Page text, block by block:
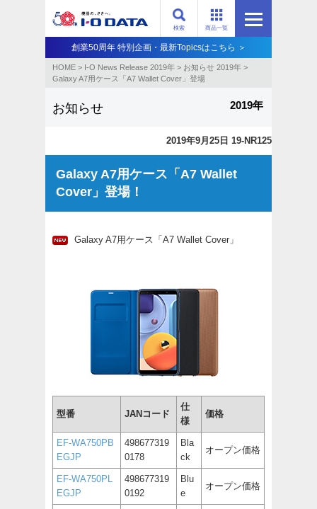
商品一覧
検索
創業50周年 特別企画・最新Topicsはこちら ＞
HOME > I-O News Release 2019年 > お知らせ 2019年 >
Galaxy A7用ケース「A7 Wallet Cover」登場
お知らせ 2019年
2019年9月25日 19-NR125
Galaxy A7用ケース「A7 Wallet
Cover」登場！
Galaxy A7用ケース「A7 Wallet Cover」
型番 JANコード
仕
様
価格
EF-WA750PB
EGJP
498677319
0178
Bla
ck
オープン価格
EF-WA750PL
EGJP
498677319
0192
Blu
e
オープン価格